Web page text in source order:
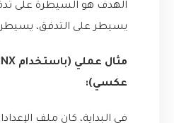
الهدف هو السيطرة على
يسيطر على التدفق، يسيطر
عكسي):
في البداية، كان ملف